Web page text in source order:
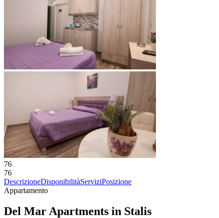
76
76
DescrizioneDisponibilitàServiziPosizione
Appartamento
Del Mar Apartments in Stalis